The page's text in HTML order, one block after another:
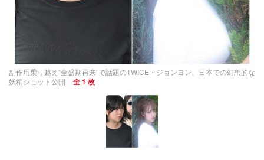
副作用乗り越え“全盛期再来”で話題のTWICE・ジョンヨン、日本での幻想的な
妖精ショット公開
全 1 枚